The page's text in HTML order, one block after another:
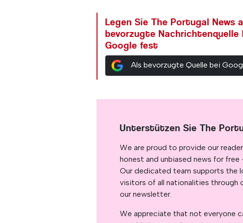
Legen Sie The Portugal News
bevorzugte Nachrichtenquelle
Google fest
Als bevorzugte Quelle bei
Unterstützen Sie The
We are proud to provide our
honest and unbiased news for free
Our dedicated team supports the
visitors of all nationalities through
our newsletter.
We appreciate that not everyone